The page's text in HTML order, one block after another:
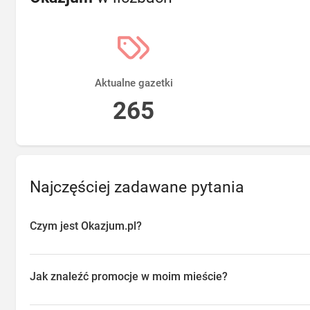
Aktualne gazetki
265
Najczęściej zadawane pytania
Czym jest Okazjum.pl?
przeglądać aktualne promocje w sklepach w Twojej okolicy,
Jak znaleźć promocje w moim mieście?